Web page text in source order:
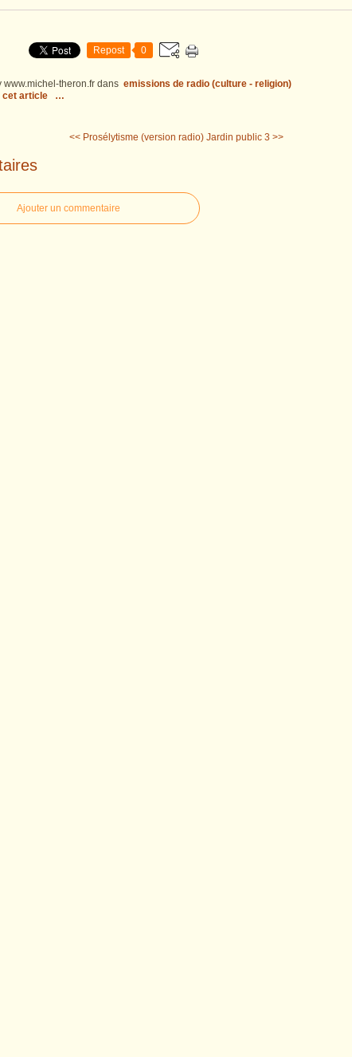
Repost 0
www.michel-theron.fr dans emissions de radio (culture - religion)
cet article
…
<< Prosélytisme (version radio) Jardin public 3 >>
Ajouter un commentaire